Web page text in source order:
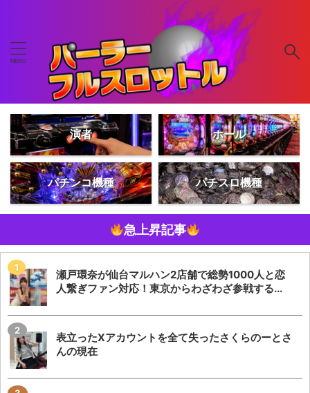
演者 ホール
パチンコ機種 パチスロ機種
急上昇記事
瀬戸環奈が仙台マルハン2店舗で総勢1000人と恋
人繋ぎファン対応！東京からわざわざ参戦する...
表立ったXアカウントを全て失ったさくらのーとさ
んの現在